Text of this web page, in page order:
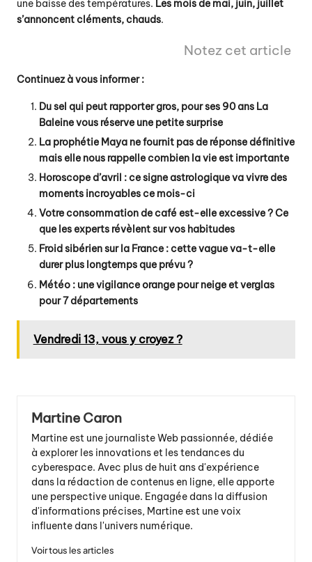
une baisse des températures. Les mois de mai, juin, juillet
s’annoncent cléments, chauds.
Notez cet article
Continuez à vous informer :
Du sel qui peut rapporter gros, pour ses 90 ans La
Baleine vous réserve une petite surprise
La prophétie Maya ne fournit pas de réponse définitive
mais elle nous rappelle combien la vie est importante
Horoscope d’avril : ce signe astrologique va vivre des
moments incroyables ce mois-ci
Votre consommation de café est-elle excessive ? Ce
que les experts révèlent sur vos habitudes
Froid sibérien sur la France : cette vague va-t-elle
durer plus longtemps que prévu ?
Météo : une vigilance orange pour neige et verglas
pour 7 départements
Vendredi 13, vous y croyez ?
Martine Caron
Martine est une journaliste Web passionnée, dédiée
à explorer les innovations et les tendances du
cyberespace. Avec plus de huit ans d'expérience
dans la rédaction de contenus en ligne, elle apporte
une perspective unique. Engagée dans la diffusion
d'informations précises, Martine est une voix
influente dans l'univers numérique.
Voir tous les articles